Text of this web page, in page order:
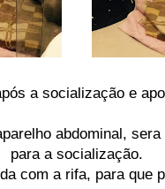
a socialização e
abdominal,
para a socialização.
com a rifa, para que